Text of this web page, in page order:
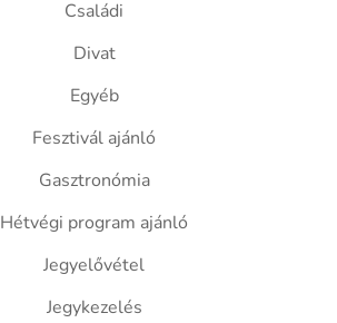
Családi
Divat
Egyéb
Fesztivál ajánló
Gasztronómia
Hétvégi program ajánló
Jegyelővétel
Jegykezelés